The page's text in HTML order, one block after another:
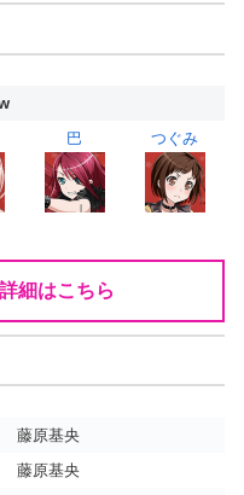
巴 つぐみ
細はこちら
藤原基央
藤原基央